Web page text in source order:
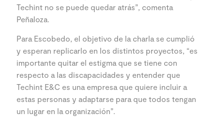
Techint no se puede quedar atrás”, comenta
Peñaloza.
Para Escobedo, el objetivo de la charla se cumplió
y esperan replicarlo en los distintos proyectos, “es
importante quitar el estigma que se tiene con
respecto a las discapacidades y entender que
Techint E&C es una empresa que quiere incluir a
estas personas y adaptarse para que todos tengan
un lugar en la organización”.